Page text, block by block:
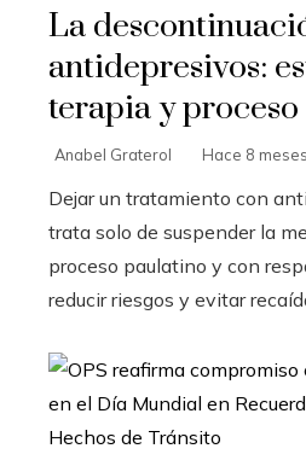
La
antidepresivos:
terapia y
Anabel Graterol Hace 8 meses
Dejar un tratamiento con
trata solo de suspender la
proceso paulatino y con
reducir riesgos y evitar